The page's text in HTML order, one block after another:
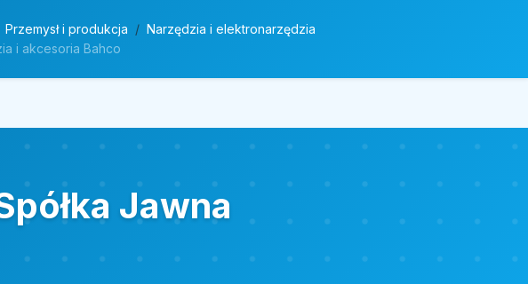
Przemysł i produkcja
Narzędzia i elektronarzędzia
i akcesoria Bahco
Jawna